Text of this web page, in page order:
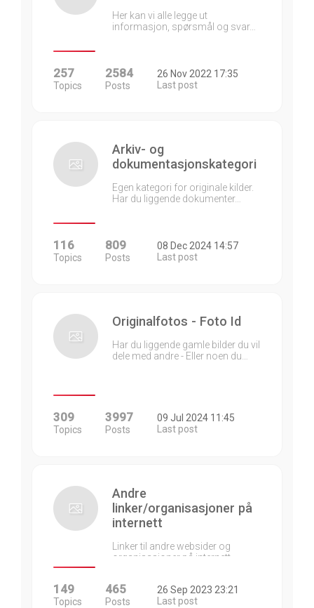
Her kan vi alle legge ut
informasjon, spørsmål og svar…
257
Topics
2584
Posts
26 Nov 2022 17:35
Last post
Arkiv- og
dokumentasjonskategori
Egen kategori for originale kilder.
Har du liggende dokumenter…
116
Topics
809
Posts
08 Dec 2024 14:57
Last post
Originalfotos - Foto Id
Har du liggende gamle bilder du vil
dele med andre - Eller noen du…
309
Topics
3997
Posts
09 Jul 2024 11:45
Last post
Andre
linker/organisasjoner på
internett
Linker til andre websider og
organisasjoner på internett…
149
Topics
465
Posts
26 Sep 2023 23:21
Last post